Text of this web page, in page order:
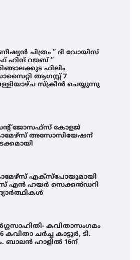
ചിത്രം ” ദി വോയിസ്
ഹിന്ദ് റജബ് ”
ഫിലിം
ആഗസ്റ്റ് 7
സ്‌ക്രീൻ ചെയ്യുന്നു
ജോസഫ്സ് കോളജ്
അസോസിയേഷന്
എക്സ്പോയുമായി
എൻ ഹയർ സെക്കൻഡറി
കവിതാസംഗമം
കവിതാ ചർച്ച കാട്ടൂർ, ടി.
ബാലൻ ഹാളിൽ 16ന്